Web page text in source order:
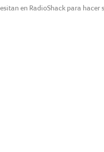
en RadioShack para hacer